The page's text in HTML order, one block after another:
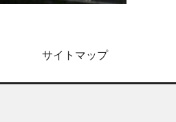
サイトマップ